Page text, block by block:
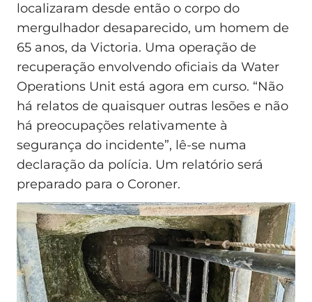
localizaram desde então o corpo do
mergulhador desaparecido, um homem de
65 anos, da Victoria. Uma operação de
recuperação envolvendo oficiais da Water
Operations Unit está agora em curso. “Não
há relatos de quaisquer outras lesões e não
há preocupações relativamente à
segurança do incidente”, lê-se numa
declaração da polícia. Um relatório será
preparado para o Coroner.